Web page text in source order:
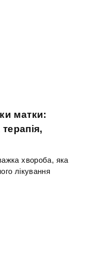
матки:
хвороба, яка
лікування